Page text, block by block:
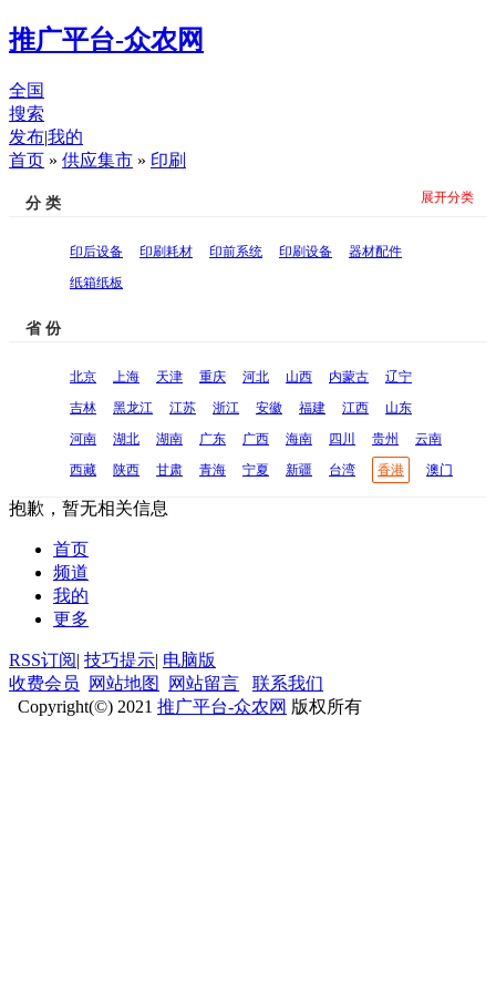
推广平台-众农网
全国
搜索
发布|我的
首页 » 供应集市 » 印刷
分 类
印后设备 印刷耗材 印前系统 印刷设备
器材配件
纸箱纸板
展开分类
省 份
北京 上海 天津 重庆 河北 山西 内蒙古
辽宁
吉林
黑龙江 江苏 浙江 安徽 福建 江西
山东
河南
湖北 湖南 广东 广西 海南 四川 贵州
云南
西藏
陕西 甘肃 青海 宁夏 新疆 台湾 香港 澳门
抱歉，暂无相关信息
首页
频道
我的
更多
RSS订阅| 技巧提示| 电脑版
收费会员
网站地图 网站留言
联系我们
Copyright(©) 2021 推广平台-众农网 版权所有